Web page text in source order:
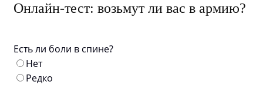
Онлайн-тест: возьмут ли вас в армию?
Есть ли боли в спине?
Нет
Редко